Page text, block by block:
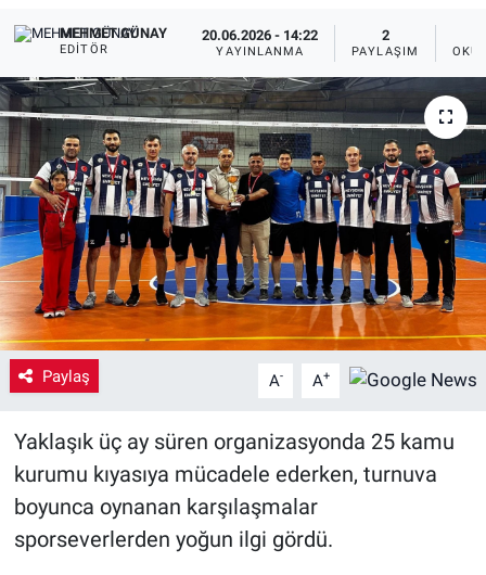
MEHMET GÜNAY
EDITÖR
20.06.2026 - 14:22
YAYINLANMA
2
PAYLAŞIM
Paylaş A- A+
Yaklaşık üç ay süren organizasyonda 25 kamu
kurumu kıyasıya mücadele ederken, turnuva
boyunca oynanan karşılaşmalar
sporseverlerden yoğun ilgi gördü.
Yaşam
VEFATLAR